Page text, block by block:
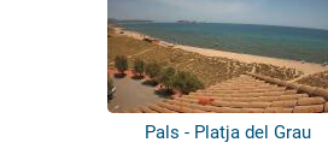
Pals - Platja del Grau